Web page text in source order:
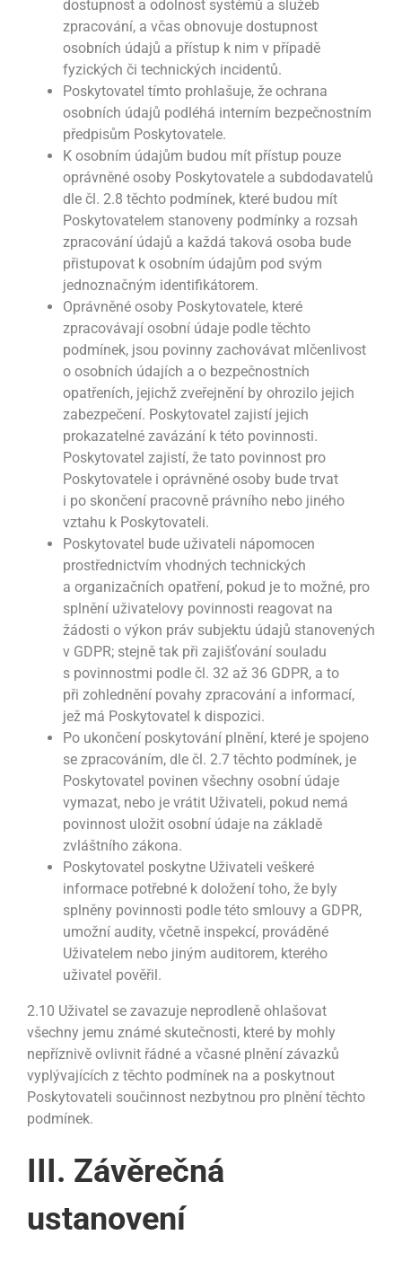
dostupnost a odolnost systémů a služeb
zpracování, a včas obnovuje dostupnost
osobních údajů a přístup k nim v případě
fyzických či technických incidentů.
Poskytovatel tímto prohlašuje, že ochrana
osobních údajů podléhá interním bezpečnostním
předpisům Poskytovatele.
K osobním údajům budou mít přístup pouze
oprávněné osoby Poskytovatele a subdodavatelů
dle čl. 2.8 těchto podmínek, které budou mít
Poskytovatelem stanoveny podmínky a rozsah
zpracování údajů a každá taková osoba bude
přistupovat k osobním údajům pod svým
jednoznačným identifikátorem.
Oprávněné osoby Poskytovatele, které
zpracovávají osobní údaje podle těchto
podmínek, jsou povinny zachovávat mlčenlivost
o osobních údajích a o bezpečnostních
opatřeních, jejichž zveřejnění by ohrozilo jejich
zabezpečení. Poskytovatel zajistí jejich
prokazatelné zavázání k této povinnosti.
Poskytovatel zajistí, že tato povinnost pro
Poskytovatele i oprávněné osoby bude trvat
i po skončení pracovně právního nebo jiného
vztahu k Poskytovateli.
Poskytovatel bude uživateli nápomocen
prostřednictvím vhodných technických
a organizačních opatření, pokud je to možné, pro
splnění uživatelovy povinnosti reagovat na
žádosti o výkon práv subjektu údajů stanovených
v GDPR; stejně tak při zajišťování souladu
s povinnostmi podle čl. 32 až 36 GDPR, a to
při zohlednění povahy zpracování a informací,
jež má Poskytovatel k dispozici.
Po ukončení poskytování plnění, které je spojeno
se zpracováním, dle čl. 2.7 těchto podmínek, je
Poskytovatel povinen všechny osobní údaje
vymazat, nebo je vrátit Uživateli, pokud nemá
povinnost uložit osobní údaje na základě
zvláštního zákona.
Poskytovatel poskytne Uživateli veškeré
informace potřebné k doložení toho, že byly
splněny povinnosti podle této smlouvy a GDPR,
umožní audity, včetně inspekcí, prováděné
Uživatelem nebo jiným auditorem, kterého
uživatel pověřil.
2.10 Uživatel se zavazuje neprodleně ohlašovat
všechny jemu známé skutečnosti, které by mohly
nepříznivě ovlivnit řádné a včasné plnění závazků
vyplývajících z těchto podmínek na a poskytnout
Poskytovateli součinnost nezbytnou pro plnění těchto
podmínek.
III. Závěrečná
ustanovení